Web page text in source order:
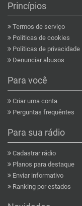
Princípios
Termos de serviço
Políticas de cookies
Políticas de privacidade
Denunciar abusos
Para você
Criar uma conta
Perguntas frequêntes
Para sua rádio
Cadastrar rádio
Planos para destaque
Enviar informativo
Ranking por estados